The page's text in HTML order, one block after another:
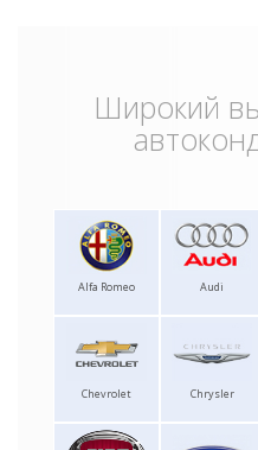
Широкий
Alfa Romeo Audi
Chevrolet Chrysler